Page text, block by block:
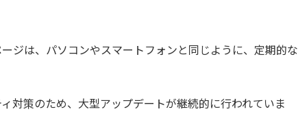
ジは、パソコンやスマートフォンと同じように、定期的な
対策のため、大型アップデートが継続的に行われていま